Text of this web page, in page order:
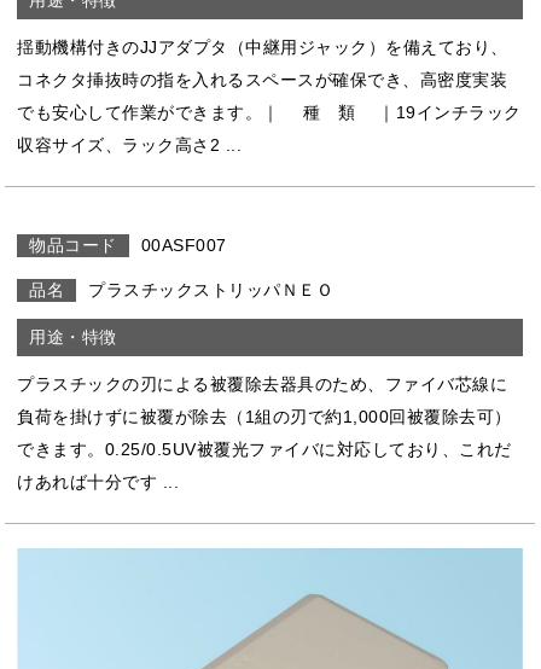
揺動機構付きのJJアダプタ（中継用ジャック）を備えており、
コネクタ挿抜時の指を入れるスペースが確保でき、高密度実装
でも安心して作業ができます。｜ 種 類 ｜19インチラック
収容サイズ、ラック高さ2 ...
00ASF007
プラスチックストリッパＮＥＯ
プラスチックの刃による被覆除去器具のため、ファイバ芯線に
負荷を掛けずに被覆が除去（1組の刃で約1,000回被覆除去可）
できます。0.25/0.5UV被覆光ファイバに対応しており、これだ
けあれば十分です ...